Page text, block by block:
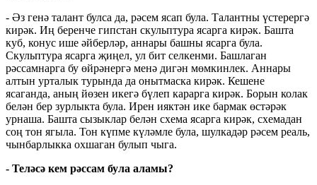
- Әз генә талант булса да, рәсем ясап була. Талантны үстерергә
кирәк. Иң беренче гипстан скульптура ясарга кирәк. Башта
куб, конус ише әйберләр, аннары башны ясарга була.
Скульптура ясарга җиңел, ул бит селкенми. Башлаган
рәссамнарга бу өйрәнергә менә дигән мөмкинлек. Аннары
алтын урталык турында да онытмаска кирәк. Кешене
ясаганда, аның йөзен икегә бүлеп карарга кирәк. Борын колак
белән бер зурлыкта була. Ирен ияктән ике бармак өстәрәк
урнаша. Башта сызыклар белән схема ясарга кирәк, схемадан
соң тон ягыла. Тон күпме күләмле була, шулкадәр рәсем реаль,
чынбарлыкка охшаган булып чыга.
- Теләсә кем рәссам була аламы?